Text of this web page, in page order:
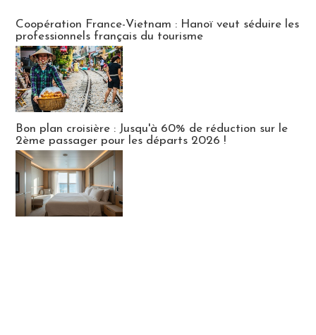
Coopération France-Vietnam : Hanoï veut séduire les
professionnels français du tourisme
Bon plan croisière : Jusqu'à 60% de réduction sur le
2ème passager pour les départs 2026 !